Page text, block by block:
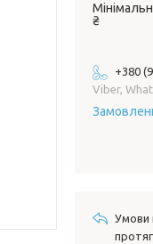
₴
+380
Viber,